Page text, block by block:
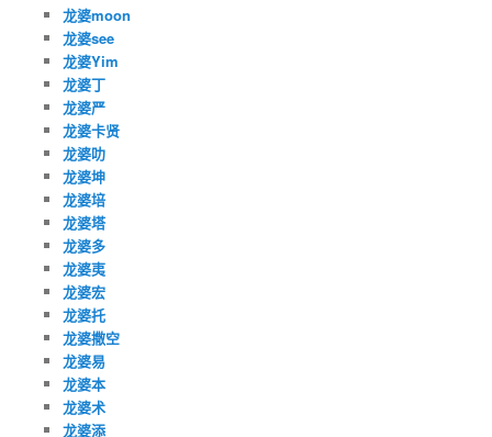
龙婆moon
龙婆see
龙婆Yim
龙婆丁
龙婆严
龙婆卡贤
龙婆叻
龙婆坤
龙婆培
龙婆塔
龙婆多
龙婆夷
龙婆宏
龙婆托
龙婆撒空
龙婆易
龙婆本
龙婆术
龙婆添